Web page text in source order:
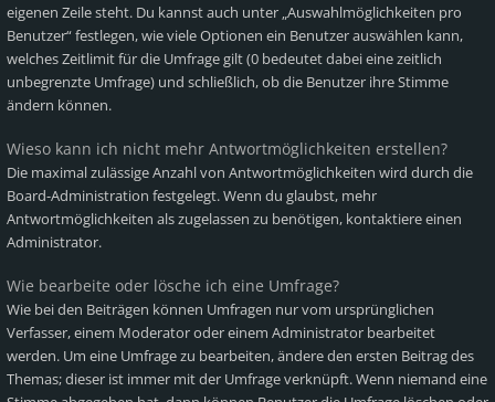
eigenen Zeile steht. Du kannst auch unter „Auswahlmöglichkeiten pro
Benutzer“ festlegen, wie viele Optionen ein Benutzer auswählen kann,
welches Zeitlimit für die Umfrage gilt (0 bedeutet dabei eine zeitlich
unbegrenzte Umfrage) und schließlich, ob die Benutzer ihre Stimme
ändern können.
Wieso kann ich nicht mehr Antwortmöglichkeiten erstellen?
Die maximal zulässige Anzahl von Antwortmöglichkeiten wird durch die
Board-Administration festgelegt. Wenn du glaubst, mehr
Antwortmöglichkeiten als zugelassen zu benötigen, kontaktiere einen
Administrator.
Wie bearbeite oder lösche ich eine Umfrage?
Wie bei den Beiträgen können Umfragen nur vom ursprünglichen
Verfasser, einem Moderator oder einem Administrator bearbeitet
werden. Um eine Umfrage zu bearbeiten, ändere den ersten Beitrag des
Themas; dieser ist immer mit der Umfrage verknüpft. Wenn niemand eine